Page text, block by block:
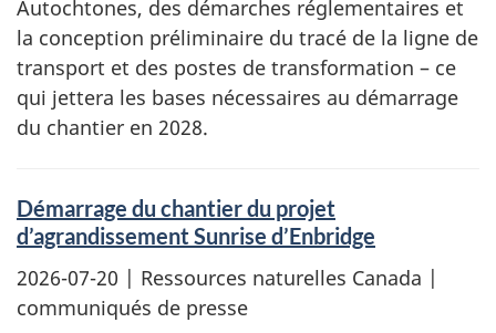
Autochtones, des démarches réglementaires et
la conception préliminaire du tracé de la ligne de
transport et des postes de transformation – ce
qui jettera les bases nécessaires au démarrage
du chantier en 2028.
Démarrage du chantier du projet
d’agrandissement Sunrise d’Enbridge
2026-07-20 | Ressources naturelles Canada |
communiqués de presse